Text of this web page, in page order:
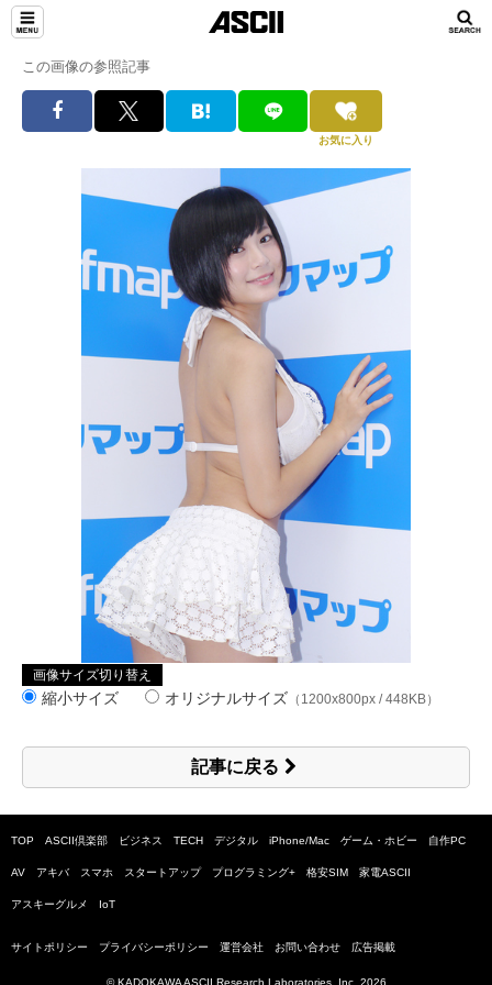
この画像の参照記事
お気に入り
画像サイズ切り替え
縮小サイズ オリジナルサイズ （1200x800px / 448KB）
記事に戻る
TOP ASCII倶楽部 ビジネス TECH デジタル iPhone/Mac ゲーム・ホビー 自作PC
AV アキバ スマホ スタートアップ プログラミング+ 格安SIM 家電ASCII
アスキーグルメ IoT
サイトポリシー プライバシーポリシー 運営会社 お問い合わせ 広告掲載
© KADOKAWA ASCII Research Laboratories, Inc. 2026